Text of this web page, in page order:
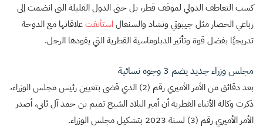
كسب التعاطف الدولي لموقف قطر، بل حتى الدول القليلة التى انضمت إلى
رباعي الحصار مثل جيبوتي وتشاد والسنغالاستأنفتعلاقاتها مع الدوحة
تدريجيًا بفضل قوة وتأثير الدبلوماسية القطرية التي يقودها الرجل.
مجلس وزراء جديد يضم 3 وجوه نسائية
بعد دقائق من الأمر الأميري رقم (2) الذي قضى بتعيين رئيس مجلس الوزراء،
ذكرت وكالة الأنباء القطرية أن أمير البلاد الشيخ تميم بن حمد آل ثاني، أصدر
الأمر الأميري رقم (3) لسنة 2023 بتشكيل مجلس الوزراء.